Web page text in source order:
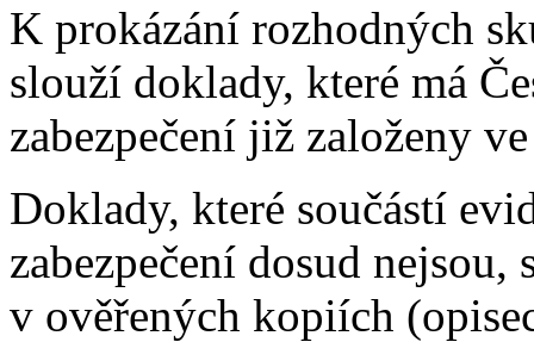
K prokázání rozhodných
slouží doklady, které má
zabezpečení již založeny
Doklady, které součástí
zabezpečení dosud
v ověřených kopiích